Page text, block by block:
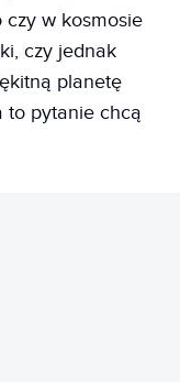
czy w kosmosie
czy jednak
planetę
to pytanie chcą